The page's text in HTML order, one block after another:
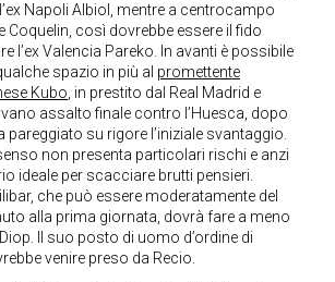
Napoli Albiol, mentre a centrocampo
Coquelin, così dovrebbe essere il fido
l’ex Valencia Pareko. In avanti è possibile
spazio in più al promettente
Kubo, in prestito dal Real Madrid e
assalto finale contro l’Huesca, dopo
pareggiato su rigore l’iniziale svantaggio.
non presenta particolari rischi e anzi
ideale per scacciare brutti pensieri.
che può essere moderatamente del
alla prima giornata, dovrà fare a meno
Il suo posto di uomo d’ordine di
venire preso da Recio.